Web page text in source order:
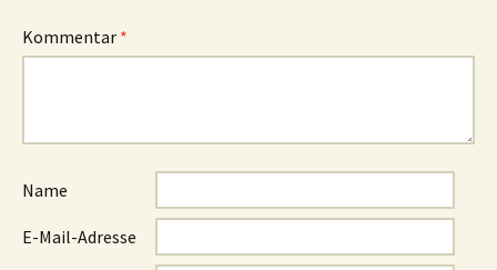
Kommentar *
Name
E-Mail-Adresse